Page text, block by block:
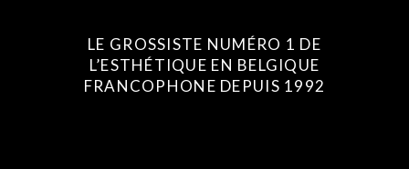
LE GROSSISTE NUMÉRO 1 DE
L’ESTHÉTIQUE EN BELGIQUE
FRANCOPHONE DEPUIS 1992